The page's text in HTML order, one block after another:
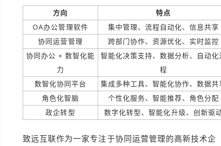
方向
特点
OA办公管理软件
集中管理、流程自动化、信息共享
协同运营管理
跨部门协作、资源优化、实时监控
协同办公 + 数智化能
力
智能化决策支持、数据分析、自动化
程
数智化协同平台
集成多种工具、智能化协作、数据共
角色化智脑
个性化服务、智能推荐、角色分配
政企转型
数字化转型、智能化升级、创新驱
致远互联作为一家专注于协同运营管理的高新技术企